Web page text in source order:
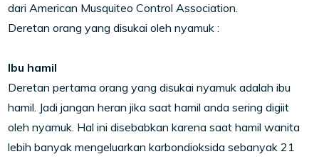
dari American Musquiteo Control Association.
Deretan orang yang disukai oleh nyamuk :
Ibu hamil
Deretan pertama orang yang disukai nyamuk adalah ibu
hamil. Jadi jangan heran jika saat hamil anda sering digiit
oleh nyamuk. Hal ini disebabkan karena saat hamil wanita
lebih banyak mengeluarkan karbondioksida sebanyak 21